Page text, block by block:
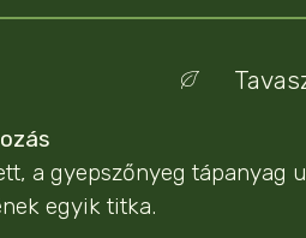
a gyepszőnyeg tápanyag
egyik titka.